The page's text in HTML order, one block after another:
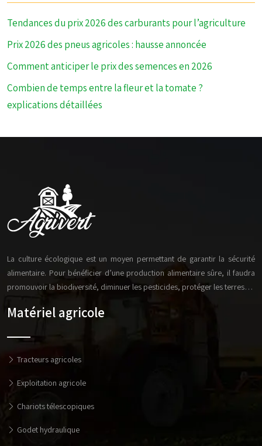
Tendances du prix 2026 des carburants pour l’agriculture
Prix 2026 des pneus agricoles : hausse annoncée
Comment anticiper le prix des semences en 2026
Combien de temps entre la fleur et la tomate ?
explications détaillées
La culture écologique est un moyen permettant de garantir la sécurité
alimentaire. Pour bénéficier d’une production alimentaire sûre, il faudra
promouvoir la biodiversité, diminuer les pesticides, protéger les terres…
Matériel agricole
Tracteurs agricoles
Exploitation agricole
Chariots télescopiques
Godet hydraulique